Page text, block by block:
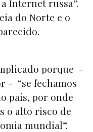
Internet russa”.
do Norte e o
porque -
- “se fechamos
país, por onde
o alto risco de
mundial”.